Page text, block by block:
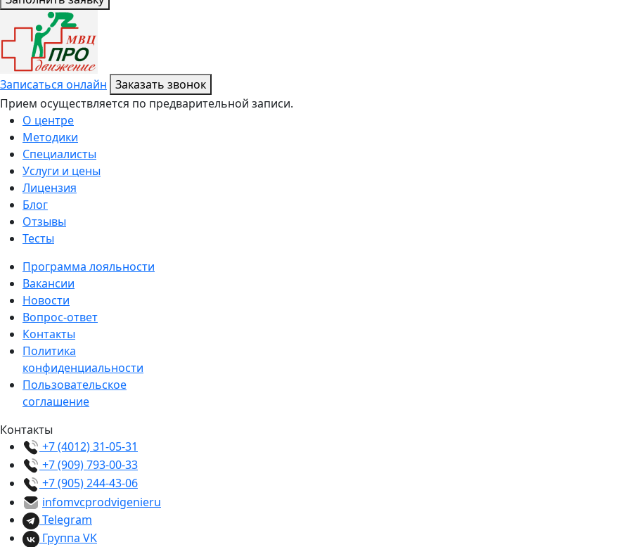
Записаться онлайн Заказать звонок
Прием осуществляется по предварительной записи.
О центре
Методики
Специалисты
Услуги и цены
Лицензия
Блог
Отзывы
Тесты
Программа лояльности
Вакансии
Новости
Вопрос-ответ
Контакты
Политика
конфиденциальности
Пользовательское
соглашение
Контакты
+7 (4012) 31-05-31
+7 (909) 793-00-33
+7 (905) 244-43-06
infomvcprodvigenieru
Telegram
Группа VK